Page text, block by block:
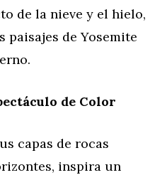
de la nieve y el hielo,
paisajes de Yosemite
de Color
capas de rocas
inspira un